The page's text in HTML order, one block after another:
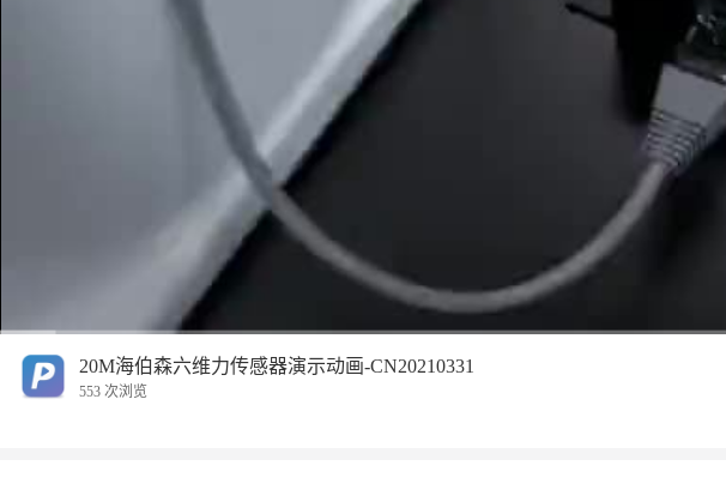
00:00/01:53
20M海伯森六维力传感器演示动画-CN20210331
553 次浏览